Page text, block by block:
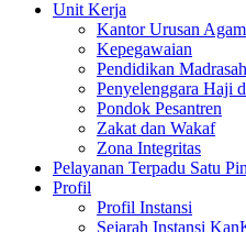
Unit Kerja
Kantor Urusan
Kepegawaian
Pendidikan Madrasah
Penyelenggara Haji
Pondok Pesantren
Zakat dan Wakaf
Zona Integritas
Pelayanan Terpadu Satu
Profil
Profil Instansi
Sejarah Instansi